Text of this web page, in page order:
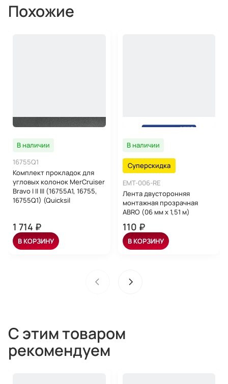
Похожие
В наличии
16755Q1
Комплект прокладок для
угловых колонок MerCruiser
Bravo I II III (16755A1, 16755,
16755Q1) (Quicksil
1 714 ₽
В КОРЗИНУ
В наличии
Суперскидка
EMT-006-RE
Лента двусторонняя
монтажная прозрачная
ABRO (06 мм х 1,51 м)
110 ₽
В КОРЗИНУ
С этим товаром
рекомендуем